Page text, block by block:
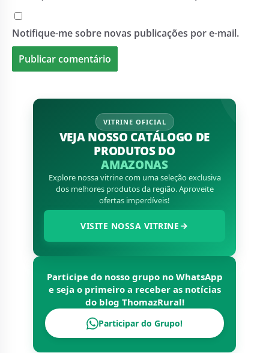
Notifique-me sobre novas publicações por e-mail.
VITRINE OFICIAL
VEJA NOSSO CATÁLOGO DE
PRODUTOS DO
AMAZONAS
Explore nossa vitrine com uma seleção exclusiva
dos melhores produtos da região. Aproveite
ofertas imperdíveis!
VISITE NOSSA VITRINE
Participe do nosso grupo no WhatsApp
e seja o primeiro a receber as notícias
do blog ThomazRural!
Participar do Grupo!